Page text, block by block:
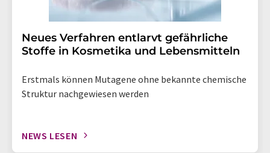
Neues Verfahren entlarvt gefährliche
Stoffe in Kosmetika und Lebensmitteln
Erstmals können Mutagene ohne bekannte chemische
Struktur nachgewiesen werden
NEWS LESEN